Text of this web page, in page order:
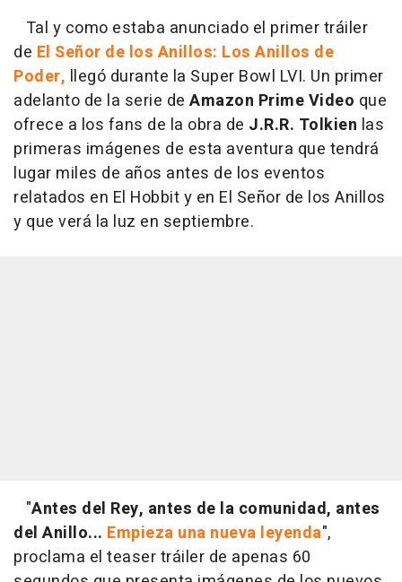
Tal y como estaba anunciado el primer tráiler
de El Señor de los Anillos: Los Anillos de
Poder, llegó durante la Super Bowl LVI. Un primer
adelanto de la serie de Amazon Prime Video que
ofrece a los fans de la obra de J.R.R. Tolkien las
primeras imágenes de esta aventura que tendrá
lugar miles de años antes de los eventos
relatados en El Hobbit y en El Señor de los Anillos
y que verá la luz en septiembre.
"Antes del Rey, antes de la comunidad, antes
del Anillo... Empieza una nueva leyenda",
proclama el teaser tráiler de apenas 60